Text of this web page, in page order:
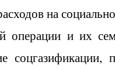
на
операции и их
соцгазификации,